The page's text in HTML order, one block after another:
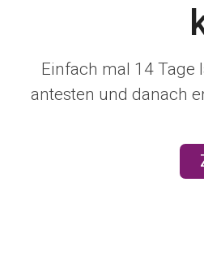
Einfach mal 14 Tage
antesten und danach